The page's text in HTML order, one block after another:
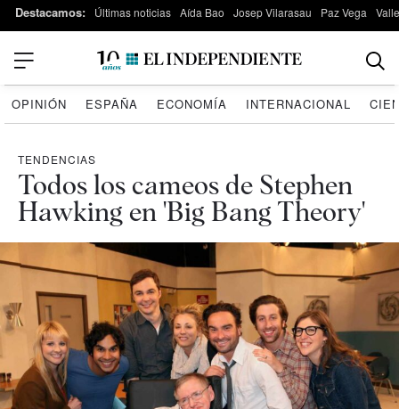
Destacamos: Últimas noticias Aída Bao Josep Vilarasau Paz Vega
OPINIÓN ESPAÑA ECONOMÍA INTERNACIONAL
TENDENCIAS
Todos los cameos de Stephen
Hawking en 'Big Bang Theory'